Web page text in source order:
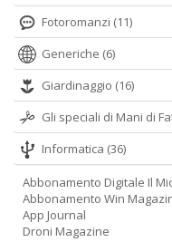
Fotoromanzi (11)
Generiche (6)
Giardinaggio (16)
Gli speciali di Mani di
Informatica (36)
Abbonamento Digitale Il
Abbonamento Win
App Journal
Droni Magazine